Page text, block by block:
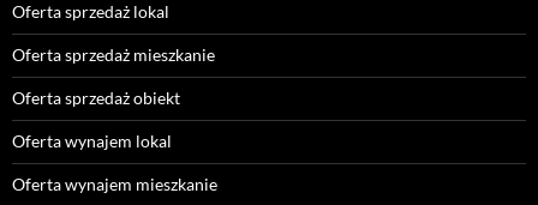
Oferta sprzedaż lokal
Oferta sprzedaż mieszkanie
Oferta sprzedaż obiekt
Oferta wynajem lokal
Oferta wynajem mieszkanie